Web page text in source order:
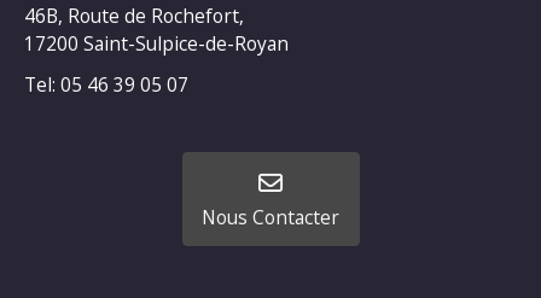
46B, Route de Rochefort,
17200 Saint-Sulpice-de-Royan
Tel: 05 46 39 05 07
Nous Contacter